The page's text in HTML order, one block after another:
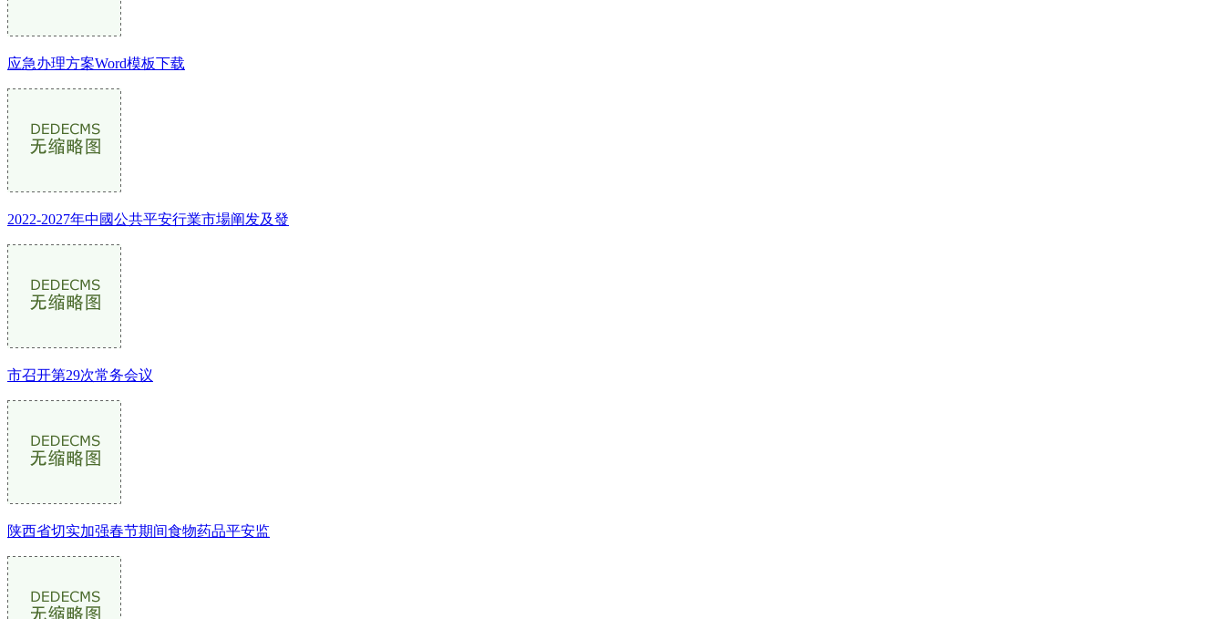
应急办理方案Word模板下载
2022-2027年中國公共平安行業市場阐发及發
市召开第29次常务会议
陕西省切实加强春节期间食物药品平安监